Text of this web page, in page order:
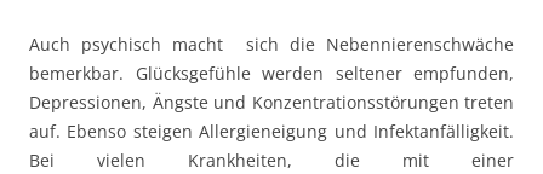
Auch psychisch macht sich die Nebennierenschwäche
bemerkbar. Glücksgefühle werden seltener empfunden,
Depressionen, Ängste und Konzentrationsstörungen treten
auf. Ebenso steigen Allergieneigung und Infektanfälligkeit.
Bei vielen Krankheiten, die mit einer